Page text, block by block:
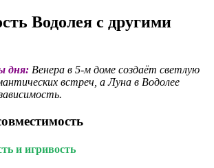
Водолея с другими
дня: Венера в 5-м доме создаёт светлую
встреч, а Луна в Водолее
и игривость